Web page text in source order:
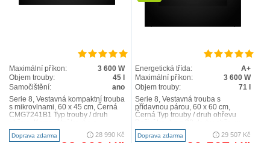
Maximální příkon:
3 600 W
Objem trouby:
45 l
Samočištění:
ano
Serie 8, Vestavná kompaktní trouba
s mikrovlnami, 60 x 45 cm, Černá
CMG7241B1 Typ trouby / druh
mikrovlnami s 16 druh..
Doprava zdarma 28 990 Kč
Energetická třída:
A+
Maximální příkon:
3 600 W
Objem trouby:
71 l
Serie 8, Vestavná trouba s
přídavnou párou, 60 x 60 cm,
Černá Typ trouby / druh ohřevu
4D horký vzduch, horní/..
Doprava zdarma 29 507 Kč